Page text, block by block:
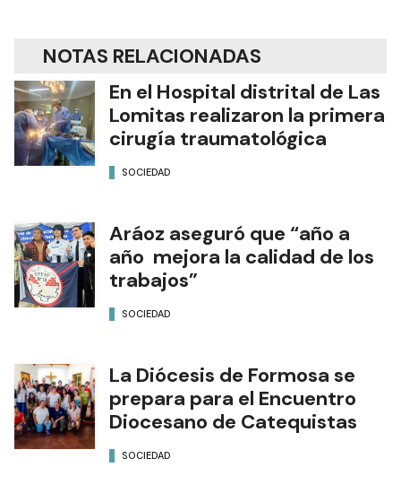
NOTAS RELACIONADAS
En el Hospital distrital de Las
Lomitas realizaron la primera
cirugía traumatológica
SOCIEDAD
Aráoz aseguró que “año a
año mejora la calidad de los
trabajos”
SOCIEDAD
La Diócesis de Formosa se
prepara para el Encuentro
Diocesano de Catequistas
SOCIEDAD